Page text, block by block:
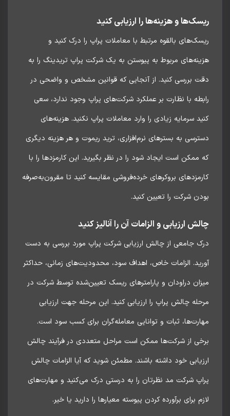
و هزینه‌ها را ارزیابی کنید
بالقوه مرتبط با معاملات پراپ را درک کنید و
مربوط به پیوستن به یک شرکت پراپ تریدینگ را به
بررسی کنید. از آنجایی که قوانین مشخص و واضحی در
با نظارت بر عملکرد شرکت‌های پراپ وجود ندارد، سعی
سرمایه زیادی را وارد معاملات پراپ نکنید. هزینه‌های
به بسترهای نرم‌افزاری، ترید ریموت و هر هزینه دیگری
ممکن است ایجاد شود را در نظر بگیرید. این کارمزدها را با
بروکرهای خرده‌فروشی مقایسه کنید تا مقرون‌به‌صرفه
شرکت را تعیین کنید.
ارزیابی و الزامات آن را آنالیز کنید
جامعی از چالش ارزیابی شرکت پراپ مورد بررسی به دست
الزامات خاص، اهداف سود، محدودیت‌های زمانی، حداکثر
دراودان و پارامترهای ریسک تعیین‌شده توسط شرکت در
چالش پراپ را ارزیابی کنید. این مرحله جهت ارزیابی
ثبات و توانایی معامله‌گران برای کسب سود است.
از شرکت‌ها ممکن است مراحل متعددی در فرآیند چالش
خود داشته باشند. مطمئن شوید که آیا الزامات چالش
شرکت مد نظرتان را به درستی درک می‌کنید و مهارت‌های
برای برآورده کردن پیوسته معیارها را دارید یا خیر.